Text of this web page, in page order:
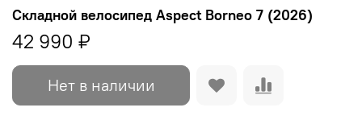
Складной велосипед Aspect Borneo 7 (2026)
42 990 ₽
Нет в наличии